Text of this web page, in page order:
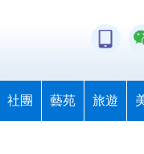
社團 藝苑 旅遊